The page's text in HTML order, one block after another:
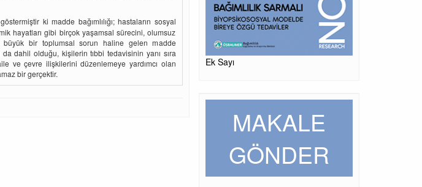
ki madde bağımlılığı; hastaların sosyal
hayatları gibi birçok yaşamsal sürecini, olumsuz
büyük bir toplumsal sorun haline gelen madde
dahil olduğu, kişilerin tıbbi tedavisinin yanı sıra
ve çevre ilişkilerini düzenlemeye yardımcı olan
bir gerçektir.
Ek Sayı
MAKALE
GÖNDER